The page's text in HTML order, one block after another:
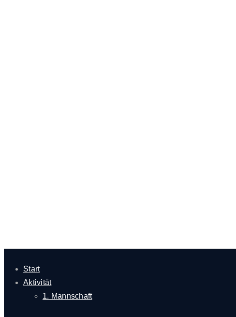
Start
Aktivität
1. Mannschaft